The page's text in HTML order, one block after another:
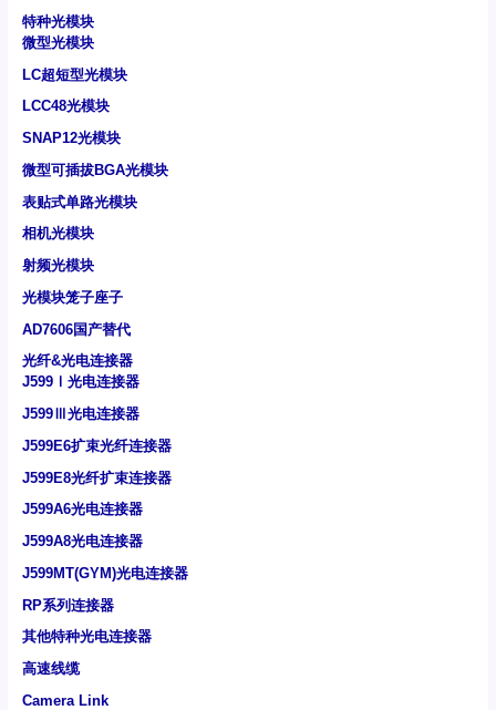
特种光模块
微型光模块
LC超短型光模块
LCC48光模块
SNAP12光模块
微型可插拔BGA光模块
表贴式单路光模块
相机光模块
射频光模块
光模块笼子座子
AD7606国产替代
光纤&光电连接器
J599Ⅰ光电连接器
J599Ⅲ光电连接器
J599E6扩束光纤连接器
J599E8光纤扩束连接器
J599A6光电连接器
J599A8光电连接器
J599MT(GYM)光电连接器
RP系列连接器
其他特种光电连接器
高速线缆
Camera Link